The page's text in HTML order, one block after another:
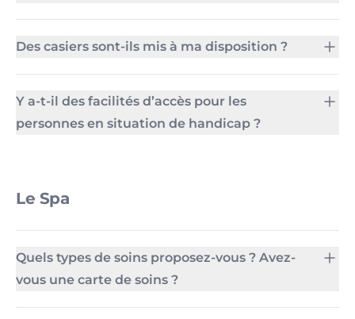
Des casiers sont-ils mis à ma disposition ?
Y a-t-il des facilités d’accès pour les
personnes en situation de handicap ?
Le Spa
Quels types de soins proposez-vous ? Avez-
vous une carte de soins ?